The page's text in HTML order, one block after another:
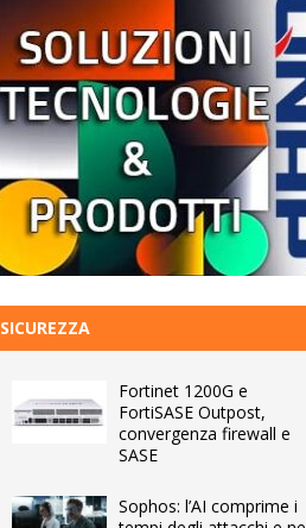
SICUREZZA
Fortinet 1200G e
FortiSASE Outpost,
convergenza firewall e
SASE
Sophos: l’AI comprime i